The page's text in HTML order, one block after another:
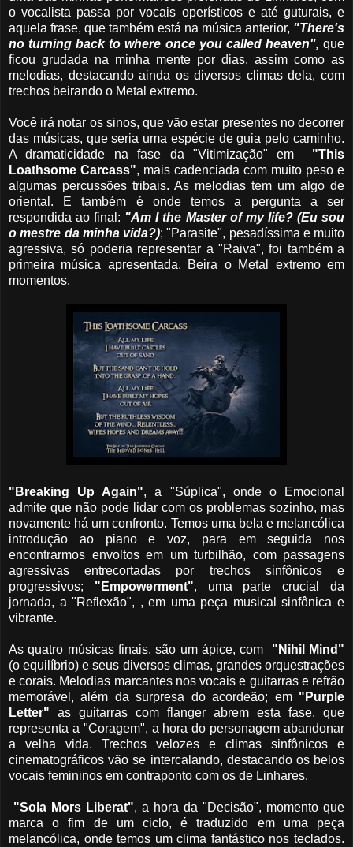
o vocalista passa por vocais operísticos e até guturais, e
aquela frase, que também está na música anterior, "There's
no turning back to where once you called heaven", que
ficou grudada na minha mente por dias, assim como as
melodias, destacando ainda os diversos climas dela, com
trechos beirando o Metal extremo.
Você irá notar os sinos, que vão estar presentes no decorrer
das músicas, que seria uma espécie de guia pelo caminho.
A dramaticidade na fase da "Vitimização" em "This
Loathsome Carcass", mais cadenciada com muito peso e
algumas percussões tribais. As melodias tem um algo de
oriental. E também é onde temos a pergunta a ser
respondida ao final: "Am I the Master of my life? (Eu sou
o mestre da minha vida?); "Parasite", pesadíssima e muito
agressiva, só poderia representar a "Raiva", foi também a
primeira música apresentada. Beira o Metal extremo em
momentos.
"Breaking Up Again", a "Súplica", onde o Emocional
admite que não pode lidar com os problemas sozinho, mas
novamente há um confronto. Temos uma bela e melancólica
introdução ao piano e voz, para em seguida nos
encontrarmos envoltos em um turbilhão, com passagens
agressivas entrecortadas por trechos sinfônicos e
progressivos; "Empowerment", uma parte crucial da
jornada, a "Reflexão", , em uma peça musical sinfônica e
vibrante.
As quatro músicas finais, são um ápice, com "Nihil Mind"
(o equilíbrio) e seus diversos climas, grandes orquestrações
e corais. Melodias marcantes nos vocais e guitarras e refrão
memorável, além da surpresa do acordeão; em "Purple
Letter" as guitarras com flanger abrem esta fase, que
representa a "Coragem", a hora do personagem abandonar
a velha vida. Trechos velozes e climas sinfônicos e
cinematográficos vão se intercalando, destacando os belos
vocais femininos em contraponto com os de Linhares.
"Sola Mors Liberat", a hora da "Decisão", momento que
marca o fim de um ciclo, é traduzido em uma peça
melancólica, onde temos um clima fantástico nos teclados.